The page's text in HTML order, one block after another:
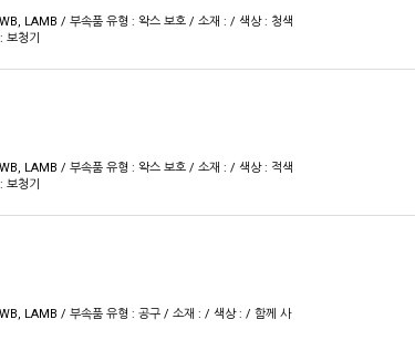
LAMB / 부속품 유형 : 왁스 보호 / 소재 : / 색상 : 청색
청기
LAMB / 부속품 유형 : 왁스 보호 / 소재 : / 색상 : 적색
청기
LAMB / 부속품 유형 : 공구 / 소재 : / 색상 : / 함께 사